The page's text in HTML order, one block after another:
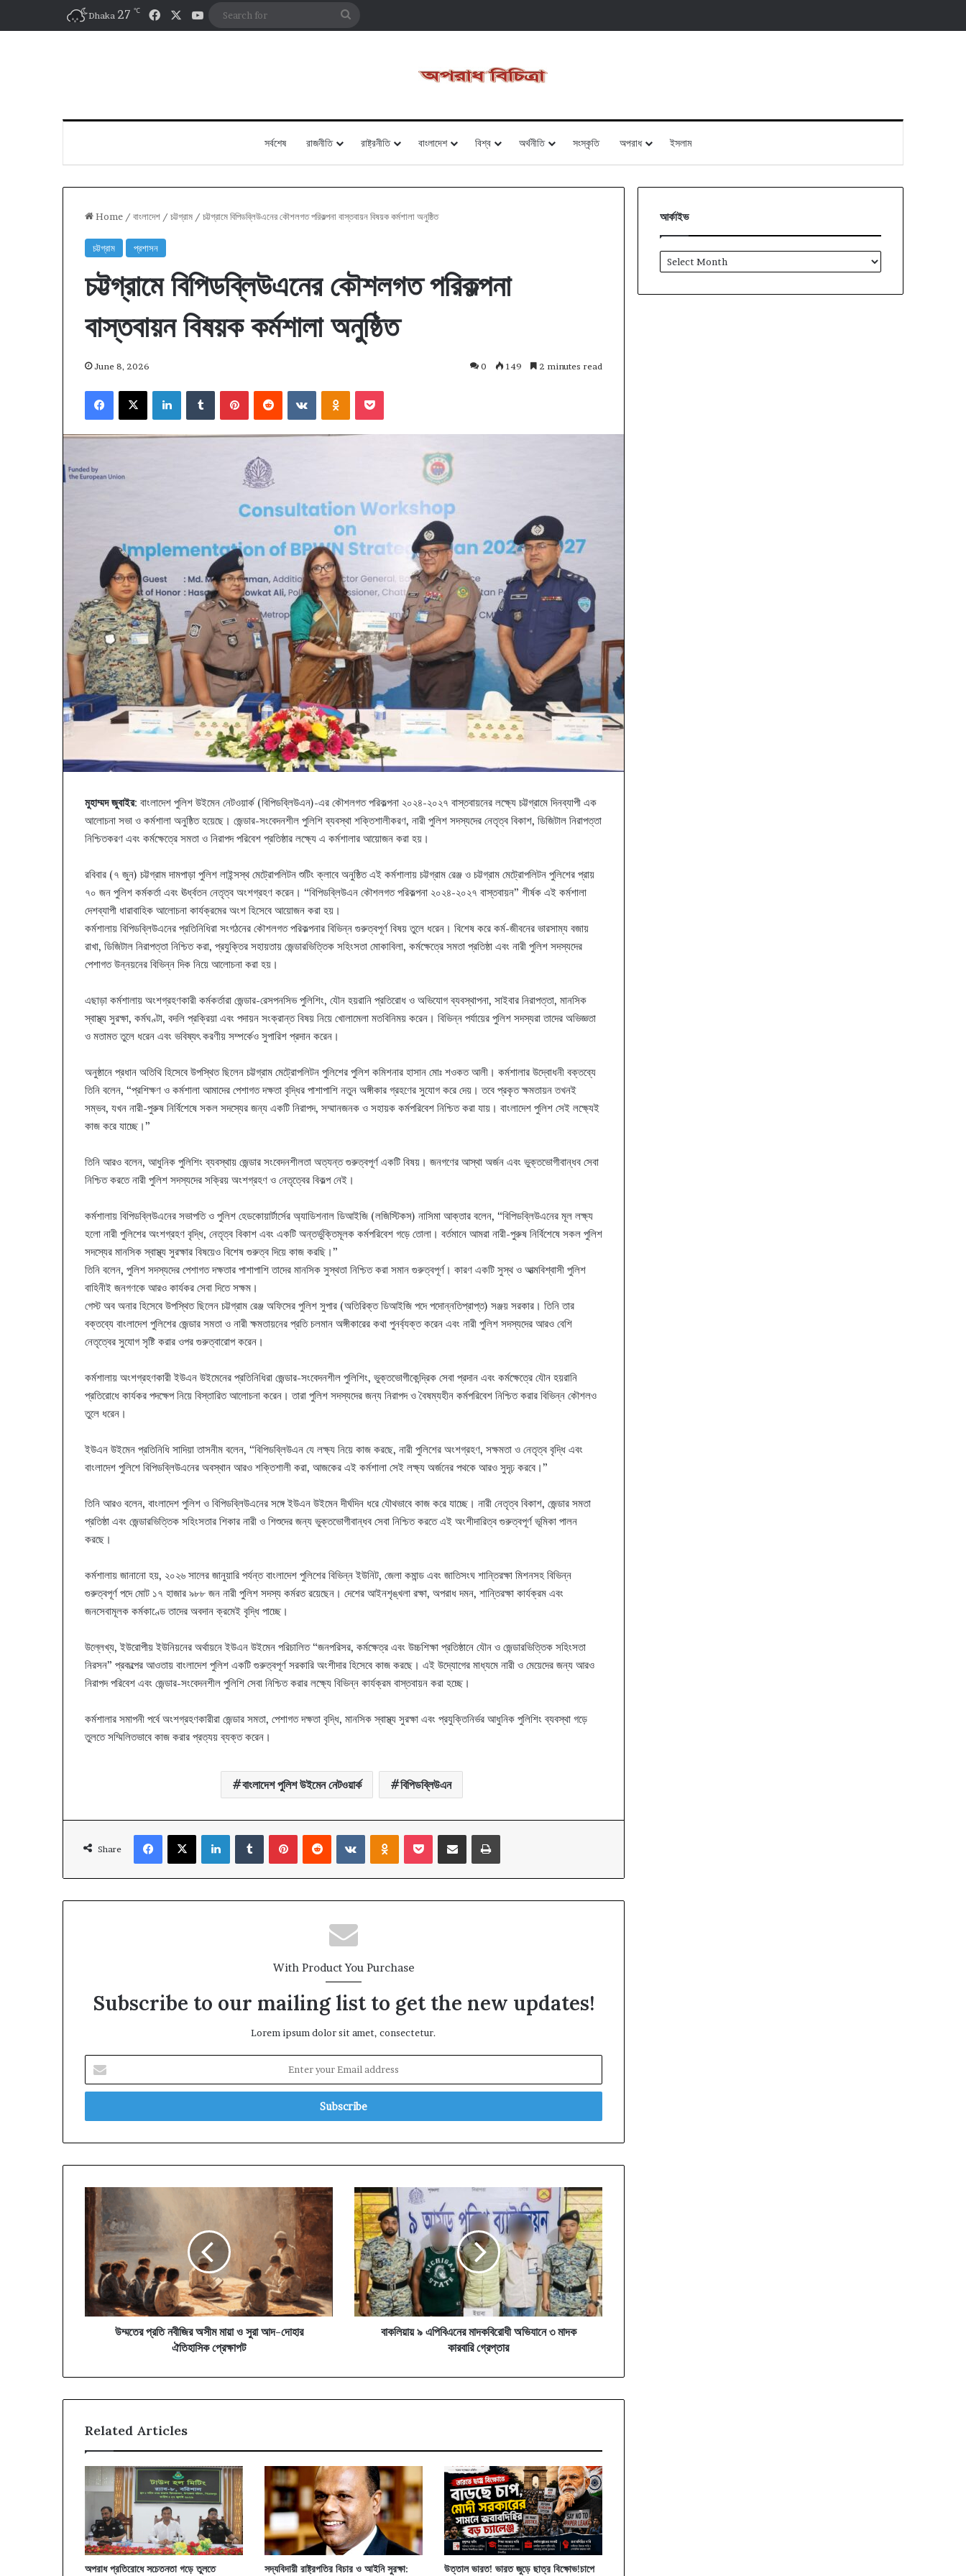
Dhaka 27 ℃ FacebookYouTube
সর্বশেষ রাজনীতি রাষ্ট্রনীতি বাংলাদেশ বিশ্ব অর্থনীতি সংস্কৃতি অপরাধ ইসলাম
Home / বাংলাদেশ / চট্টগ্রাম / চট্টগ্রামে বিপিডব্লিউএনের কৌশলগত পরিকল্পনা বাস্তবায়ন বিষয়ক কর্মশালা অনুষ্ঠিত
চট্টগ্রাম প্রশাসন
চট্টগ্রামে বিপিডব্লিউএনের কৌশলগত পরিকল্পনা
বাস্তবায়ন বিষয়ক কর্মশালা অনুষ্ঠিত
June 8, 2026 0 149 2 minutes read
Facebook
X LinkedInTumblrPinterestReddit VKontakteOdnoklassniki
Pocket
মুহাম্মদ জুবাইর: বাংলাদেশ পুলিশ উইমেন নেটওয়ার্ক (বিপিডব্লিউএন)-এর কৌশলগত পরিকল্পনা ২০২৪-২০২৭ বাস্তবায়নের লক্ষ্যে চট্টগ্রামে দিনব্যাপী এক
আলোচনা সভা ও কর্মশালা অনুষ্ঠিত হয়েছে। জেন্ডার-সংবেদনশীল পুলিশি ব্যবস্থা শক্তিশালীকরণ, নারী পুলিশ সদস্যদের নেতৃত্ব বিকাশ, ডিজিটাল নিরাপত্তা
নিশ্চিতকরণ এবং কর্মক্ষেত্রে সমতা ও নিরাপদ পরিবেশ প্রতিষ্ঠার লক্ষ্যে এ কর্মশালার আয়োজন করা হয়।
রবিবার (৭ জুন) চট্টগ্রাম দামপাড়া পুলিশ লাইন্সস্থ মেট্রোপলিটন শুটিং ক্লাবে অনুষ্ঠিত এই কর্মশালায় চট্টগ্রাম রেঞ্জ ও চট্টগ্রাম মেট্রোপলিটন পুলিশের প্রায়
৭০ জন পুলিশ কর্মকর্তা এবং ঊর্ধ্বতন নেতৃত্ব অংশগ্রহণ করেন। “বিপিডব্লিউএন কৌশলগত পরিকল্পনা ২০২৪-২০২৭ বাস্তবায়ন” শীর্ষক এই কর্মশালা
দেশব্যাপী ধারাবাহিক আলোচনা কার্যক্রমের অংশ হিসেবে আয়োজন করা হয়।
কর্মশালায় বিপিডব্লিউএনের প্রতিনিধিরা সংগঠনের কৌশলগত পরিকল্পনার বিভিন্ন গুরুত্বপূর্ণ বিষয় তুলে ধরেন। বিশেষ করে কর্ম-জীবনের ভারসাম্য বজায়
রাখা, ডিজিটাল নিরাপত্তা নিশ্চিত করা, প্রযুক্তির সহায়তায় জেন্ডারভিত্তিক সহিংসতা মোকাবিলা, কর্মক্ষেত্রে সমতা প্রতিষ্ঠা এবং নারী পুলিশ সদস্যদের
পেশাগত উন্নয়নের বিভিন্ন দিক নিয়ে আলোচনা করা হয়।
এছাড়া কর্মশালায় অংশগ্রহণকারী কর্মকর্তারা জেন্ডার-রেসপনসিভ পুলিশিং, যৌন হয়রানি প্রতিরোধ ও অভিযোগ ব্যবস্থাপনা, সাইবার নিরাপত্তা, মানসিক
স্বাস্থ্য সুরক্ষা, কর্মঘণ্টা, বদলি প্রক্রিয়া এবং পদায়ন সংক্রান্ত বিষয় নিয়ে খোলামেলা মতবিনিময় করেন। বিভিন্ন পর্যায়ের পুলিশ সদস্যরা তাদের অভিজ্ঞতা
ও মতামত তুলে ধরেন এবং ভবিষ্যৎ করণীয় সম্পর্কেও সুপারিশ প্রদান করেন।
অনুষ্ঠানে প্রধান অতিথি হিসেবে উপস্থিত ছিলেন চট্টগ্রাম মেট্রোপলিটন পুলিশের পুলিশ কমিশনার হাসান মোঃ শওকত আলী। কর্মশালার উদ্বোধনী বক্তব্যে
তিনি বলেন, “প্রশিক্ষণ ও কর্মশালা আমাদের পেশাগত দক্ষতা বৃদ্ধির পাশাপাশি নতুন অঙ্গীকার গ্রহণের সুযোগ করে দেয়। তবে প্রকৃত ক্ষমতায়ন তখনই
সম্ভব, যখন নারী-পুরুষ নির্বিশেষে সকল সদস্যের জন্য একটি নিরাপদ, সম্মানজনক ও সহায়ক কর্মপরিবেশ নিশ্চিত করা যায়। বাংলাদেশ পুলিশ সেই লক্ষ্যেই
কাজ করে যাচ্ছে।”
তিনি আরও বলেন, আধুনিক পুলিশিং ব্যবস্থায় জেন্ডার সংবেদনশীলতা অত্যন্ত গুরুত্বপূর্ণ একটি বিষয়। জনগণের আস্থা অর্জন এবং ভুক্তভোগীবান্ধব সেবা
নিশ্চিত করতে নারী পুলিশ সদস্যদের সক্রিয় অংশগ্রহণ ও নেতৃত্বের বিকল্প নেই।
কর্মশালায় বিপিডব্লিউএনের সভাপতি ও পুলিশ হেডকোয়ার্টার্সের অ্যাডিশনাল ডিআইজি (লজিস্টিকস) নাসিমা আক্তার বলেন, “বিপিডব্লিউএনের মূল লক্ষ্য
হলো নারী পুলিশের অংশগ্রহণ বৃদ্ধি, নেতৃত্ব বিকাশ এবং একটি অন্তর্ভুক্তিমূলক কর্মপরিবেশ গড়ে তোলা। বর্তমানে আমরা নারী-পুরুষ নির্বিশেষে সকল পুলিশ
সদস্যের মানসিক স্বাস্থ্য সুরক্ষার বিষয়েও বিশেষ গুরুত্ব দিয়ে কাজ করছি।”
তিনি বলেন, পুলিশ সদস্যদের পেশাগত দক্ষতার পাশাপাশি তাদের মানসিক সুস্থতা নিশ্চিত করা সমান গুরুত্বপূর্ণ। কারণ একটি সুস্থ ও আত্মবিশ্বাসী পুলিশ
বাহিনীই জনগণকে আরও কার্যকর সেবা দিতে সক্ষম।
গেস্ট অব অনার হিসেবে উপস্থিত ছিলেন চট্টগ্রাম রেঞ্জ অফিসের পুলিশ সুপার (অতিরিক্ত ডিআইজি পদে পদোন্নতিপ্রাপ্ত) সঞ্জয় সরকার। তিনি তার
বক্তব্যে বাংলাদেশ পুলিশের জেন্ডার সমতা ও নারী ক্ষমতায়নের প্রতি চলমান অঙ্গীকারের কথা পুনর্ব্যক্ত করেন এবং নারী পুলিশ সদস্যদের আরও বেশি
নেতৃত্বের সুযোগ সৃষ্টি করার ওপর গুরুত্বারোপ করেন।
কর্মশালায় অংশগ্রহণকারী ইউএন উইমেনের প্রতিনিধিরা জেন্ডার-সংবেদনশীল পুলিশিং, ভুক্তভোগীকেন্দ্রিক সেবা প্রদান এবং কর্মক্ষেত্রে যৌন হয়রানি
প্রতিরোধে কার্যকর পদক্ষেপ নিয়ে বিস্তারিত আলোচনা করেন। তারা পুলিশ সদস্যদের জন্য নিরাপদ ও বৈষম্যহীন কর্মপরিবেশ নিশ্চিত করার বিভিন্ন কৌশলও
তুলে ধরেন।
ইউএন উইমেন প্রতিনিধি সাদিয়া তাসনীম বলেন, “বিপিডব্লিউএন যে লক্ষ্য নিয়ে কাজ করছে, নারী পুলিশের অংশগ্রহণ, সক্ষমতা ও নেতৃত্ব বৃদ্ধি এবং
বাংলাদেশ পুলিশে বিপিডব্লিউএনের অবস্থান আরও শক্তিশালী করা, আজকের এই কর্মশালা সেই লক্ষ্য অর্জনের পথকে আরও সুদৃঢ় করবে।”
তিনি আরও বলেন, বাংলাদেশ পুলিশ ও বিপিডব্লিউএনের সঙ্গে ইউএন উইমেন দীর্ঘদিন ধরে যৌথভাবে কাজ করে যাচ্ছে। নারী নেতৃত্ব বিকাশ, জেন্ডার সমতা
প্রতিষ্ঠা এবং জেন্ডারভিত্তিক সহিংসতার শিকার নারী ও শিশুদের জন্য ভুক্তভোগীবান্ধব সেবা নিশ্চিত করতে এই অংশীদারিত্ব গুরুত্বপূর্ণ ভূমিকা পালন
করছে।
কর্মশালায় জানানো হয়, ২০২৬ সালের জানুয়ারি পর্যন্ত বাংলাদেশ পুলিশের বিভিন্ন ইউনিট, জেলা কমান্ড এবং জাতিসংঘ শান্তিরক্ষা মিশনসহ বিভিন্ন
গুরুত্বপূর্ণ পদে মোট ১৭ হাজার ৯৮৮ জন নারী পুলিশ সদস্য কর্মরত রয়েছেন। দেশের আইনশৃঙ্খলা রক্ষা, অপরাধ দমন, শান্তিরক্ষা কার্যক্রম এবং
জনসেবামূলক কর্মকাণ্ডে তাদের অবদান ক্রমেই বৃদ্ধি পাচ্ছে।
উল্লেখ্য, ইউরোপীয় ইউনিয়নের অর্থায়নে ইউএন উইমেন পরিচালিত “জনপরিসর, কর্মক্ষেত্র এবং উচ্চশিক্ষা প্রতিষ্ঠানে যৌন ও জেন্ডারভিত্তিক সহিংসতা
নিরসন” প্রকল্পের আওতায় বাংলাদেশ পুলিশ একটি গুরুত্বপূর্ণ সরকারি অংশীদার হিসেবে কাজ করছে। এই উদ্যোগের মাধ্যমে নারী ও মেয়েদের জন্য আরও
নিরাপদ পরিবেশ এবং জেন্ডার-সংবেদনশীল পুলিশি সেবা নিশ্চিত করার লক্ষ্যে বিভিন্ন কার্যক্রম বাস্তবায়ন করা হচ্ছে।
কর্মশালার সমাপনী পর্বে অংশগ্রহণকারীরা জেন্ডার সমতা, পেশাগত দক্ষতা বৃদ্ধি, মানসিক স্বাস্থ্য সুরক্ষা এবং প্রযুক্তিনির্ভর আধুনিক পুলিশিং ব্যবস্থা গড়ে
তুলতে সম্মিলিতভাবে কাজ করার প্রত্যয় ব্যক্ত করেন।
বাংলাদেশ পুলিশ উইমেন নেটওয়ার্ক বিপিডব্লিউএন
Share
Facebook
X LinkedInTumblrPinterestReddit VKontakteOdnoklassniki
Pocket Share via Email Print
With Product You Purchase
Subscribe to our mailing list to get the new updates!
Lorem ipsum dolor sit amet, consectetur.
your
Email
উম্মতের
প্রতি
নবীজির
অসীম
মায়া
ও
সুরা
আদ-
দোহার
উম্মতের প্রতি নবীজির অসীম মায়া ও সুরা আদ-দোহার
ঐতিহাসিক প্রেক্ষাপট
বাকলিয়ায়
৯
এপিবিএনের
মাদকবিরোধী
অভিযানে
৩
মাদক
কারবারি
গ্রেপ্তার
বাকলিয়ায় ৯ এপিবিএনের মাদকবিরোধী অভিযানে ৩ মাদক
কারবারি গ্রেপ্তার
Related Articles
অপরাধ প্রতিরোধে সচেতনতা গড়ে তুলতে সদ্যবিদায়ী রাষ্ট্রপতির বিচার ও আইনি সুরক্ষা: উত্তাল ভারত! ভারত জুড়ে ছাত্র বিক্ষোভ!চাপে
আর্কাইভ
আর্কাইভ